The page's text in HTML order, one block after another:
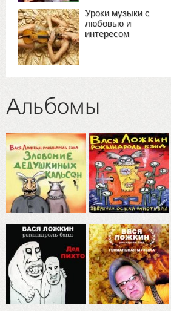
Уроки музыки с
любовью и
интересом
Альбомы